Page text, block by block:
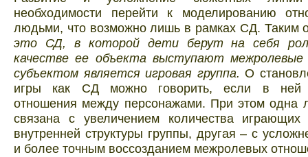
необходимости перейти к моделированию
людьми, что возможно лишь в рамках СД. Таким
это СД, в которой дети берут на себя
качестве ее объекта выступают
субъектом является игровая группа. О
игры как СД можно говорить, если в ней
отношения между персонажами. При этом одна
связана с увеличением количества
внутренней структуры группы, другая – с
и более точным воссозданием межролевых